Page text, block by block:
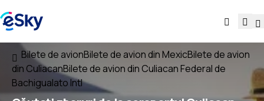
Bilete de avionBilete de avion din MexicBilete de avion
din CuliacanBilete de avion din Culiacan Federal de
Bachigualato Intl